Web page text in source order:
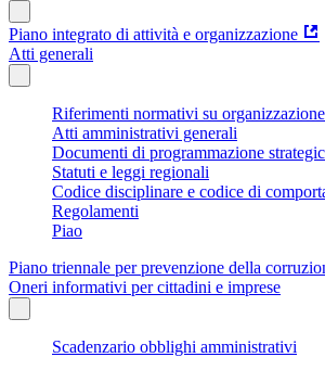
Piano integrato di attività e organizzazione
Atti generali
Riferimenti normativi su
Atti amministrativi generali
Documenti di programmazione
Statuti e leggi regionali
Codice disciplinare e codice di
Regolamenti
Piao
Piano triennale per prevenzione della
Oneri informativi per cittadini e imprese
Scadenzario obblighi amministrativi